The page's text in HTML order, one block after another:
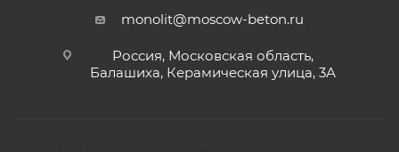
monolit@moscow-beton.ru
Россия, Московская область,
Балашиха, Керамическая улица, 3А